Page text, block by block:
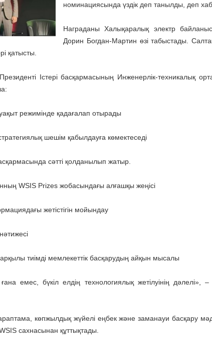
номинациясында үздік деп танылды, деп
Награданы Халықаралық электр
Дорин Богдан-Мартин өзі табыстады.
қатысты.
Істері басқармасының Инженерлік-техникалық
режимінде қадағалап отырады
шешім қабылдауға көмектеседі
сәтті қолданылып жатыр.
WSIS Prizes жобасындағы алғашқы жеңісі
жетістігін мойындау
тиімді мемлекеттік басқарудың айқын мысалы
емес, бүкіл елдің технологиялық жетілуінің дәлелі»,
көпжылдық жүйелі еңбек және заманауи басқару
сахнасынан құттықтады.